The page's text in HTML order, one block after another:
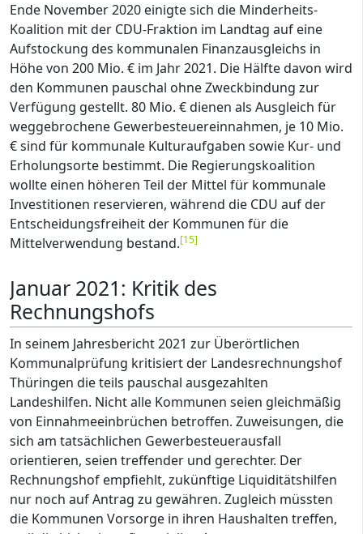
Ende November 2020 einigte sich die Minderheits-
Koalition mit der CDU-Fraktion im Landtag auf eine
Aufstockung des kommunalen Finanzausgleichs in
Höhe von 200 Mio. € im Jahr 2021. Die Hälfte davon wird
den Kommunen pauschal ohne Zweckbindung zur
Verfügung gestellt. 80 Mio. € dienen als Ausgleich für
weggebrochene Gewerbesteuereinnahmen, je 10 Mio.
€ sind für kommunale Kulturaufgaben sowie Kur- und
Erholungsorte bestimmt. Die Regierungskoalition
wollte einen höheren Teil der Mittel für kommunale
Investitionen reservieren, während die CDU auf der
Entscheidungsfreiheit der Kommunen für die
Mittelverwendung bestand.[15]
Januar 2021: Kritik des
Rechnungshofs
In seinem Jahresbericht 2021 zur Überörtlichen
Kommunalprüfung kritisiert der Landesrechnungshof
Thüringen die teils pauschal ausgezahlten
Landeshilfen. Nicht alle Kommunen seien gleichmäßig
von Einnahmeeinbrüchen betroffen. Zuweisungen, die
sich am tatsächlichen Gewerbesteuerausfall
orientieren, seien treffender und gerechter. Der
Rechnungshof empfiehlt, zukünftige Liquiditätshilfen
nur noch auf Antrag zu gewähren. Zugleich müssten
die Kommunen Vorsorge in ihren Haushalten treffen,